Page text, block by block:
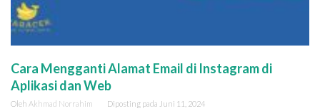
Cara Mengganti Alamat Email di Instagram di
Aplikasi dan Web
Oleh Akhmad Norrahim Diposting pada Juni 11, 2024